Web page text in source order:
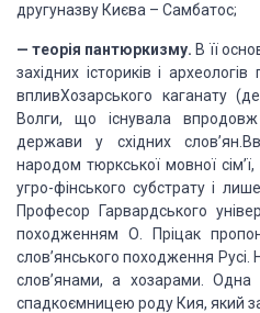
другуназву Києва – Самбатос;
—теорія пантюркизму. В її
західних істориків і
впливХозарського каганату
Волги, що існувала
держави у східних
народом тюркської мовної
угро-фінського субстрату і
Професор Гарвардського
походженням О. Пріцак
слов’янського походження Русі.
слов’янами, а хозарами. Одна
спадкоємницею роду Кия, який